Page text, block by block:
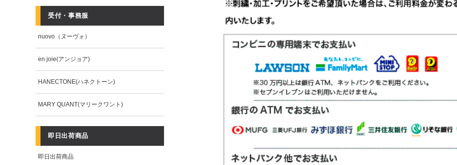
受付・事務服
nuovo（ヌーヴォ）
en joie(アンジョア)
HANECTONE(ハネクトーン)
MARY QUANT(マリークワント)
即日出荷商品
即日出荷商品